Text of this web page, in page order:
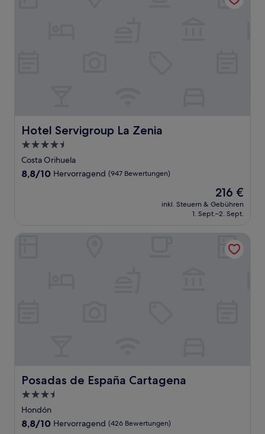
Hotel Servigroup La Zenia
Hotel Servigroup La Zenia
4.5-
Sterne-
Unterkunft
Costa Orihuela
8.8
8,8/10 Hervorragend (947 Bewertungen)
Der
Preis
beträgt
216 €
inkl. Steuern & Gebühren
1. Sept.–2. Sept.
Posadas de España Cartagena
Posadas de España Cartagena
3.5-
Sterne-
Unterkunft
Hondón
8.8
8,8/10 Hervorragend (426 Bewertungen)